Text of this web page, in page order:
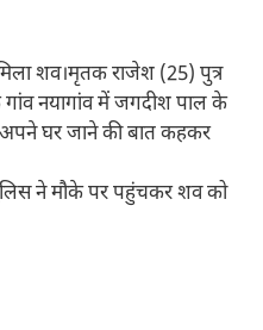
शव।मृतक राजेश (25) पुत्र
गांव नयागांव में जगदीश पाल के
अपने घर जाने की बात कहकर
ने मौके पर पहुंचकर शव को